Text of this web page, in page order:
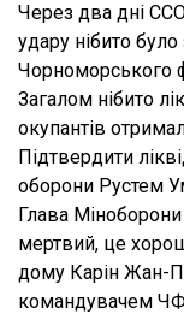
Через два дні
удару нібито
Чорноморського
Загалом нібито
окупантів
Підтвердити
оборони Рустем
Глава
мертвий, це
дому Карін Жан-
командувачем ЧФ